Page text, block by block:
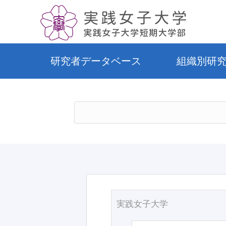
研究者データベース 組織別研
実践女子大学